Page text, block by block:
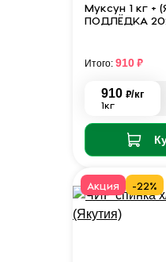
Муксун 1 кг +
ПОДЛЁДКА
910 ₽/кг
1кг
Итого: 910₽
Акция -22%